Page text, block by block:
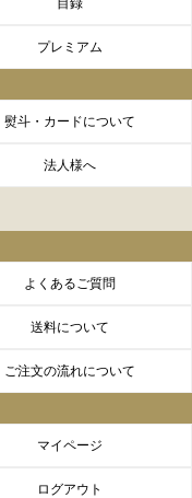
プレミアム
熨斗・カードについて
法人様へ
よくあるご質問
送料について
ご注文の流れについて
マイページ
ログアウト